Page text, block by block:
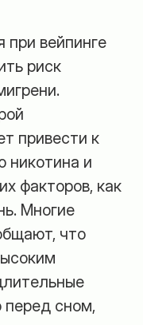
при вейпинге
риск
привести к
никотина и
факторов, как
Многие
что
перед сном,